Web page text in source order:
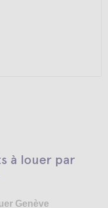
à louer par
Genève